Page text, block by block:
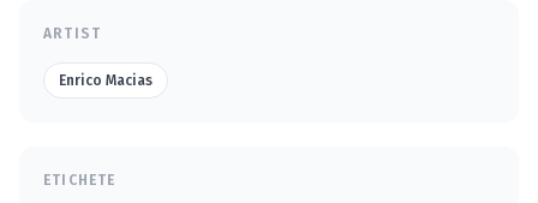
ARTIST
Enrico Macias
ETICHETE